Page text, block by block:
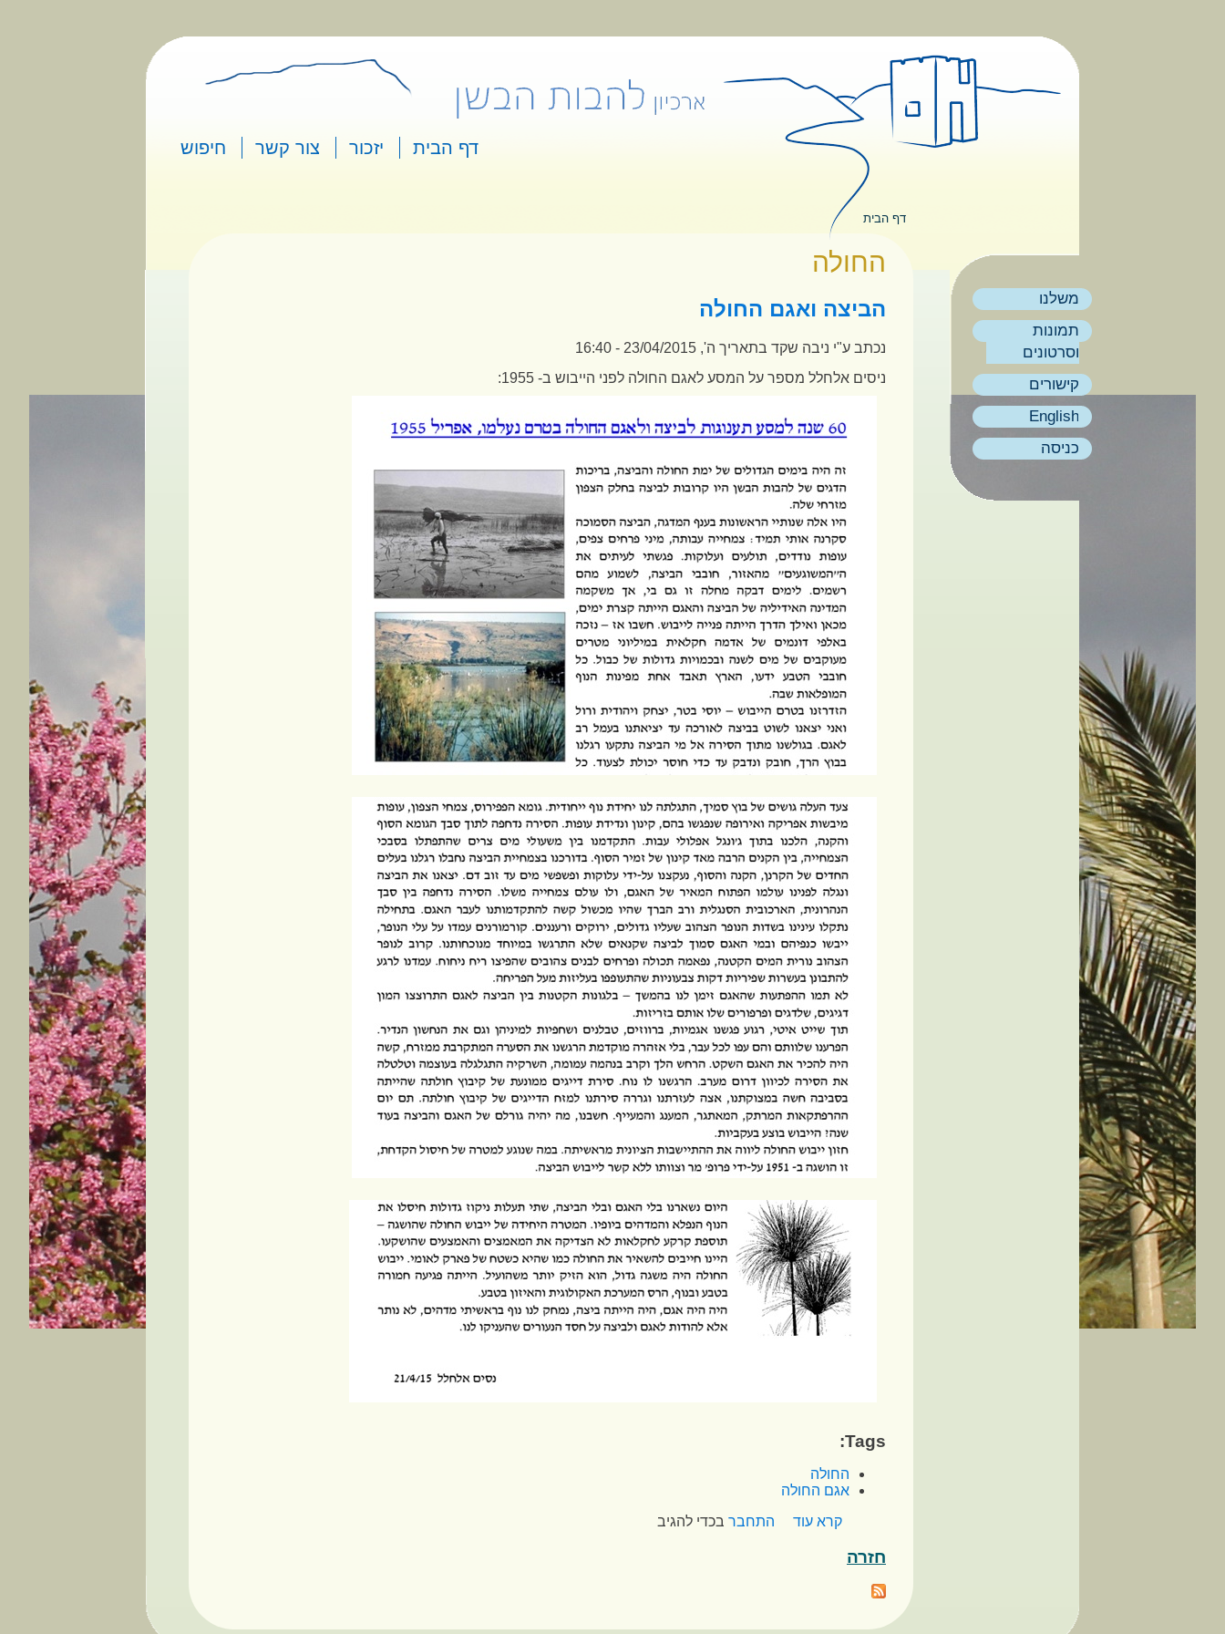
דף הבית יזכור צור קשר חיפוש
הינך נמצא כאן
דף הבית
משלנו
תמונות
וסרטונים
קישורים
English
כניסה
החולה
הביצה ואגם החולה
נכתב ע"י ניבה שקד בתאריך ה', 23/04/2015 - 16:40
ניסים אלחלל מספר על המסע לאגם החולה לפני הייבוש ב- 1955:
Tags:
החולה
אגם החולה
קרא עוד אודות הביצה ואגם החולה
התחבר בכדי להגיב
חזרה